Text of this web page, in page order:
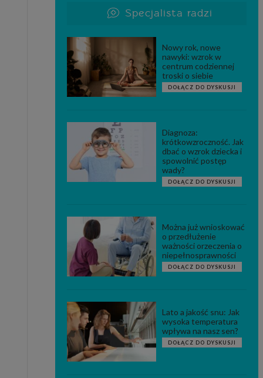
Specjalista radzi
Nowy rok, nowe
nawyki: wzrok w
centrum codziennej
troski o siebie
DOŁĄCZ DO DYSKUSJI
Diagnoza:
krótkowzroczność. Jak
dbać o wzrok dziecka i
spowolnić postęp
wady?
DOŁĄCZ DO DYSKUSJI
Można już wnioskować
o przedłużenie
ważności orzeczenia o
niepełnosprawności
DOŁĄCZ DO DYSKUSJI
Lato a jakość snu: Jak
wysoka temperatura
wpływa na nasz sen?
DOŁĄCZ DO DYSKUSJI